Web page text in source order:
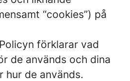
“cookies”) på
förklarar vad
de används och dina
hur de används.